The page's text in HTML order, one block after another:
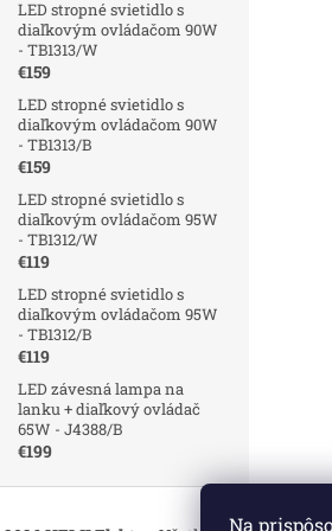
Na
LED stropné svietidlo s
diaľkovým ovládačom 90W
- TB1313/W
€159
LED stropné svietidlo s
diaľkovým ovládačom 90W
- TB1313/B
€159
LED stropné svietidlo s
diaľkovým ovládačom 95W
- TB1312/W
€119
LED stropné svietidlo s
diaľkovým ovládačom 95W
- TB1312/B
€119
LED závesná lampa na
lanku + diaľkový ovládač
65W - J4388/B
€199